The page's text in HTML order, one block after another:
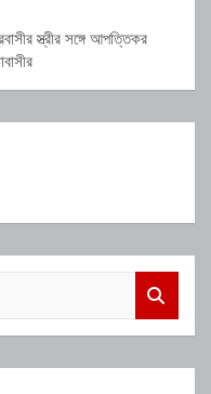
স্ত্রীর সঙ্গে আপত্তিকর